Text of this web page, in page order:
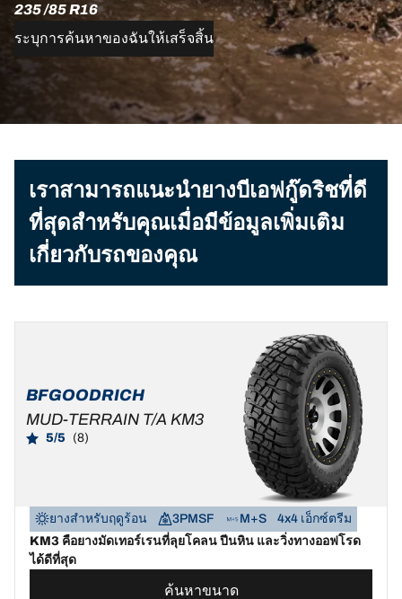
235 /85 R16
ระบุการค้นหาของฉันให้เสร็จสิ้น
เราสามารถแนะนำยางบีเอฟกู๊ดริชที่ดี
ที่สุดสำหรับคุณเมื่อมีข้อมูลเพิ่มเติม
เกี่ยวกับรถของคุณ
BFGOODRICH
MUD-TERRAIN T/A KM3
5/5 (8)
ยางสำหรับฤดูร้อน 3PMSF M+S
4x4 เอ็กซ์ตรีม
KM3 คือยางมัดเทอร์เรนที่ลุยโคลน ปีนหิน และวิ่งทางออฟโรด
ได้ดีที่สุด
ค้นหาขนาด